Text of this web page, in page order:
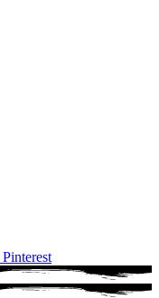
Pinterest